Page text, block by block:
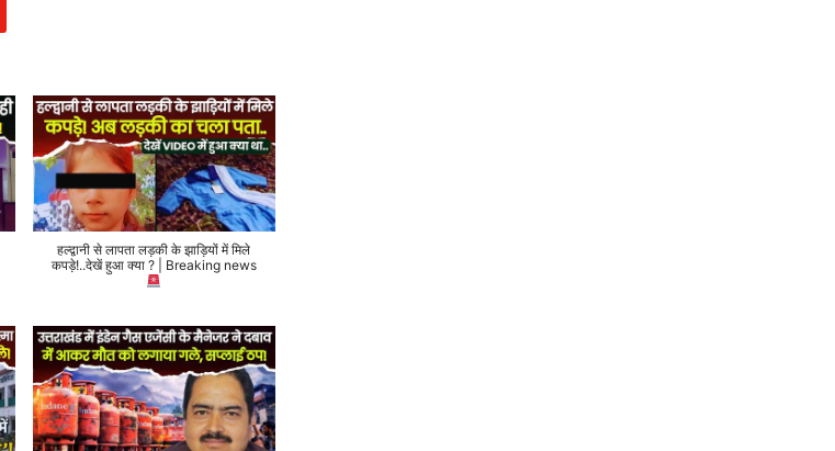
हल्द्वानी से लापता लड़की के झाड़ियों में मिले
कपड़े!..देखें हुआ क्या ? | Breaking news